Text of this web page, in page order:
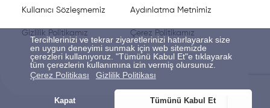
Tercihlerinizi ve tekrar ziyaretlerinizi hatırlayarak size
en uygun deneyimi sunmak için web sitemizde
çerezleri kullanıyoruz. "Tümünü Kabul Et"e tıklayarak
tüm çerezlerin kullanımına izin vermiş olursunuz.
Çerez Politikası
Gizlilik Politikası
Kapat Tümünü Kabul Et
Kullanıcı Sözleşmemiz Aydınlatma Metnimiz
Gizlilik Politikamız Çerez Politikamız